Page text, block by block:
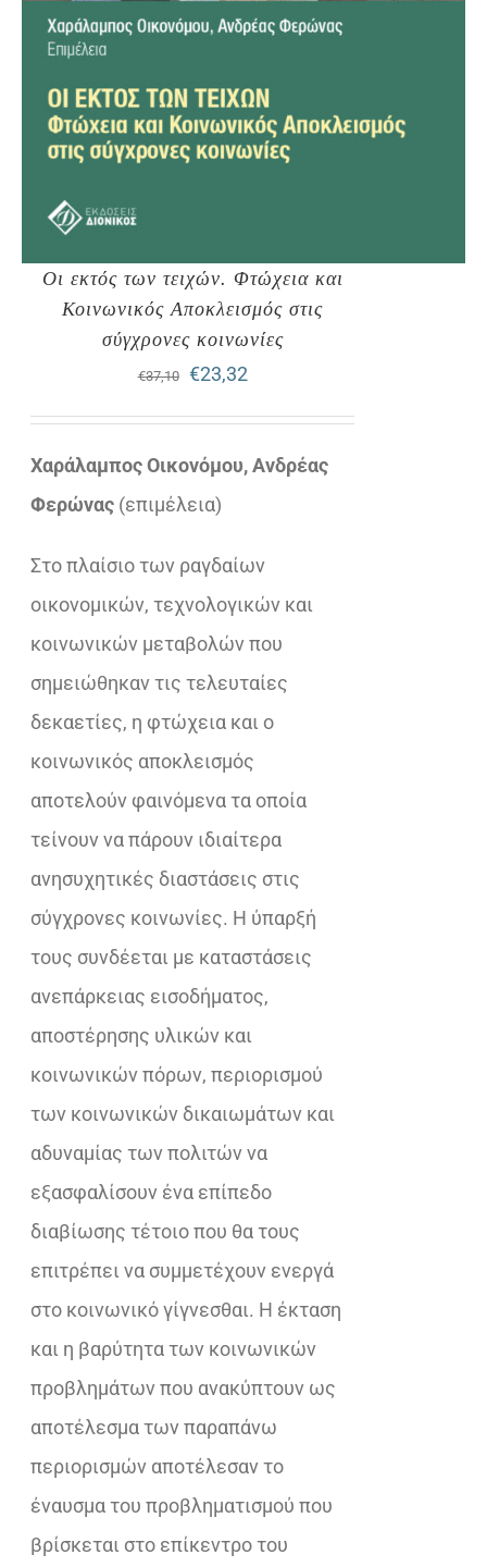
Οι εκτός των τειχών. Φτώχεια και
Κοινωνικός Αποκλεισμός στις
σύγχρονες κοινωνίες
€37,10
Original
price
was:
€23,32Η
τρέχουσα
Χαράλαμπος Οικονόμου, Ανδρέας
Φερώνας (επιμέλεια)
Στο πλαίσιο των ραγδαίων
οικονομικών, τεχνολογικών και
κοινωνικών μεταβολών που
σημειώθηκαν τις τελευταίες
δεκαετίες, η φτώχεια και ο
κοινωνικός αποκλεισμός
αποτελούν φαινόμενα τα οποία
τείνουν να πάρουν ιδιαίτερα
ανησυχητικές διαστάσεις στις
σύγχρονες κοινωνίες. Η ύπαρξή
τους συνδέεται με καταστάσεις
ανεπάρκειας εισοδήματος,
αποστέρησης υλικών και
κοινωνικών πόρων, περιορισμού
των κοινωνικών δικαιωμάτων και
αδυναμίας των πολιτών να
εξασφαλίσουν ένα επίπεδο
διαβίωσης τέτοιο που θα τους
επιτρέπει να συμμετέχουν ενεργά
στο κοινωνικό γίγνεσθαι. Η έκταση
και η βαρύτητα των κοινωνικών
προβλημάτων που ανακύπτουν ως
αποτέλεσμα των παραπάνω
περιορισμών αποτέλεσαν το
έναυσμα του προβληματισμού που
βρίσκεται στο επίκεντρο του